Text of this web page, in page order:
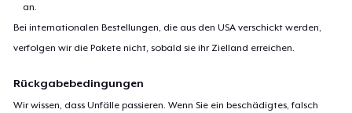
an.
Bei internationalen Bestellungen, die aus den USA verschickt werden,
verfolgen wir die Pakete nicht, sobald sie ihr Zielland erreichen.
Rückgabebedingungen
Wir wissen, dass Unfälle passieren. Wenn Sie ein beschädigtes, falsch